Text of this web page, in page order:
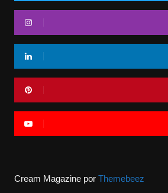
Cream Magazine por Themebeez